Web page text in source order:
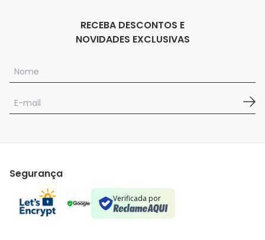
RECEBA DESCONTOS E
NOVIDADES EXCLUSIVAS
Segurança
Verificada por